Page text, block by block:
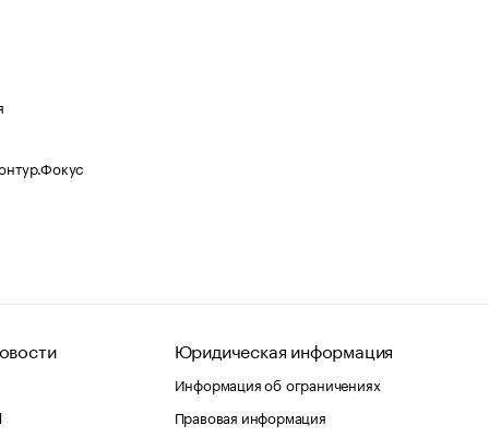
Юридическая информация
Информация об ограничениях
Правовая информация